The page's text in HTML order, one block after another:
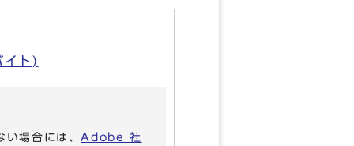
ト)
い場合には、Adobe 社